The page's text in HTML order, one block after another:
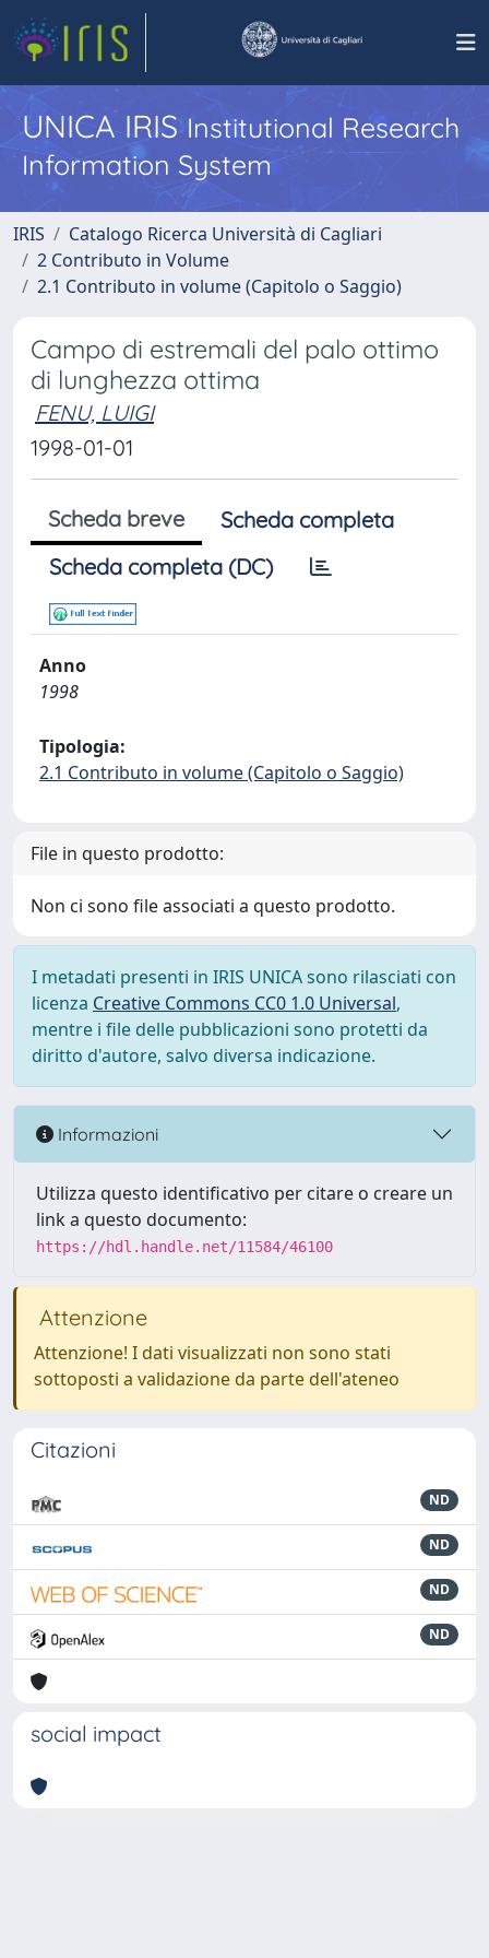
UNICA IRISInstitutional Research
Information System
IRIS
Catalogo Ricerca Università di Cagliari
2 Contributo in Volume
2.1 Contributo in volume (Capitolo o Saggio)
Campo di estremali del palo ottimo
di lunghezza ottima
FENU, LUIGI
1998-01-01
Scheda breve
Scheda completa
Scheda completa (DC)
Anno
1998
Tipologia:
2.1 Contributo in volume (Capitolo o Saggio)
File in questo prodotto:
Non ci sono file associati a questo prodotto.
I metadati presenti in IRIS UNICA sono rilasciati con
licenza Creative Commons CC0 1.0 Universal,
mentre i file delle pubblicazioni sono protetti da
diritto d'autore, salvo diversa indicazione.
Informazioni
Utilizza questo identificativo per citare o creare un
link a questo documento:
https://hdl.handle.net/11584/46100
Attenzione
Attenzione! I dati visualizzati non sono stati
sottoposti a validazione da parte dell'ateneo
Citazioni
ND
ND
ND
ND
social impact